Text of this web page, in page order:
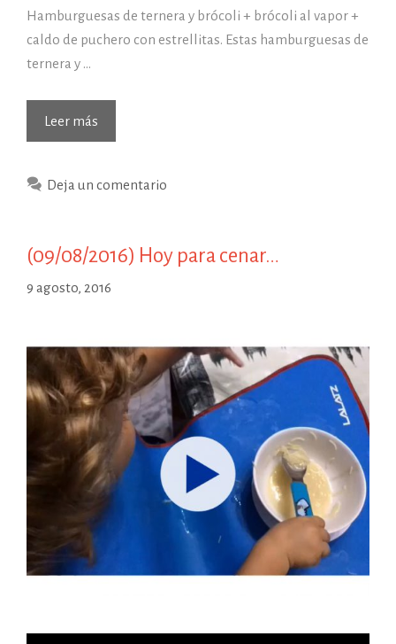
Hamburguesas de ternera y brócoli + brócoli al vapor +
caldo de puchero con estrellitas. Estas hamburguesas de
ternera y …
Leer más
Hoy
comer…
Deja un comentario
(09/08/2016) Hoy para cenar…
9 agosto, 2016